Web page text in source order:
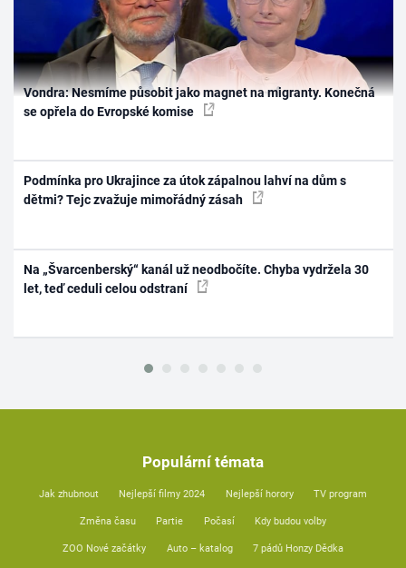
Vondra: Nesmíme působit jako magnet na migranty. Konečná
se opřela do Evropské komise
Podmínka pro Ukrajince za útok zápalnou lahví na dům s
dětmi? Tejc zvažuje mimořádný zásah
Na „Švarcenberský“ kanál už neodbočíte. Chyba vydržela 30
let, teď ceduli celou odstraní
Populární témata
Jak zhubnout Nejlepší filmy 2024 Nejlepší horory TV program
Změna času Partie Počasí Kdy budou volby
ZOO Nové začátky Auto – katalog 7 pádů Honzy Dědka